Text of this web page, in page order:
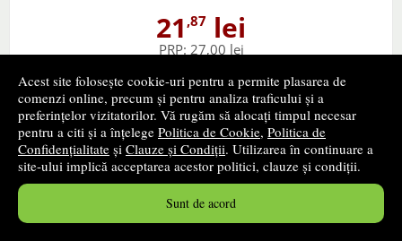
Acest site folosește cookie-uri pentru a permite plasarea de
comenzi online, precum și pentru analiza traficului și a
preferințelor vizitatorilor. Vă rugăm să alocați timpul necesar
pentru a citi și a înțelege Politica de Cookie, Politica de
Confidențialitate și Clauze și Condiții. Utilizarea în continuare a
site-ului implică acceptarea acestor politici, clauze și condiții.
Sunt de acord
21 ,87 lei
PRP: 27,00 lei
➤ alertă stoc
Dictionar de psihologie - Francoise Parot